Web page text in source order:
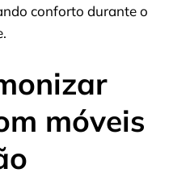
conforto durante o
móveis